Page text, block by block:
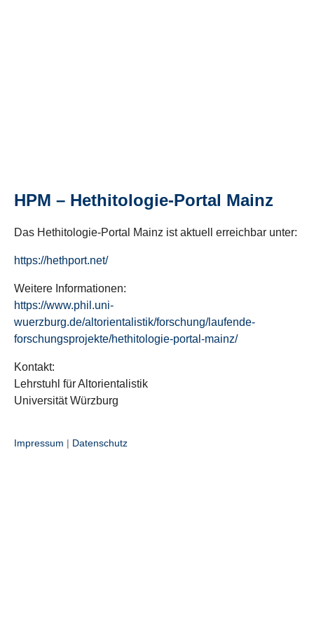
HPM – Hethitologie-Portal Mainz
Das Hethitologie-Portal Mainz ist aktuell erreichbar unter:
https://hethport.net/
Weitere Informationen:
https://www.phil.uni-
wuerzburg.de/altorientalistik/forschung/laufende-
forschungsprojekte/hethitologie-portal-mainz/
Kontakt:
Lehrstuhl für Altorientalistik
Universität Würzburg
Impressum | Datenschutz